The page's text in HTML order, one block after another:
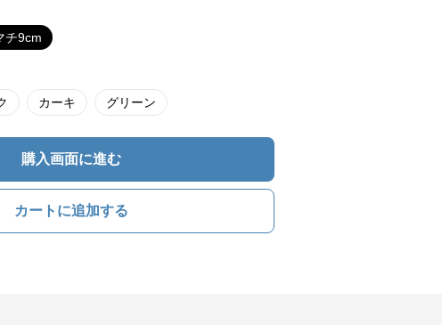
チ9cm
カーキ グリーン
購入画面に進む
カートに追加する